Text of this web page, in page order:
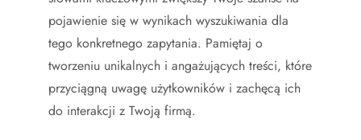
pojawienie się w wynikach wyszukiwania dla
tego konkretnego zapytania. Pamiętaj o
tworzeniu unikalnych i angażujących treści, które
przyciągną uwagę użytkowników i zachęcą ich
do interakcji z Twoją firmą.